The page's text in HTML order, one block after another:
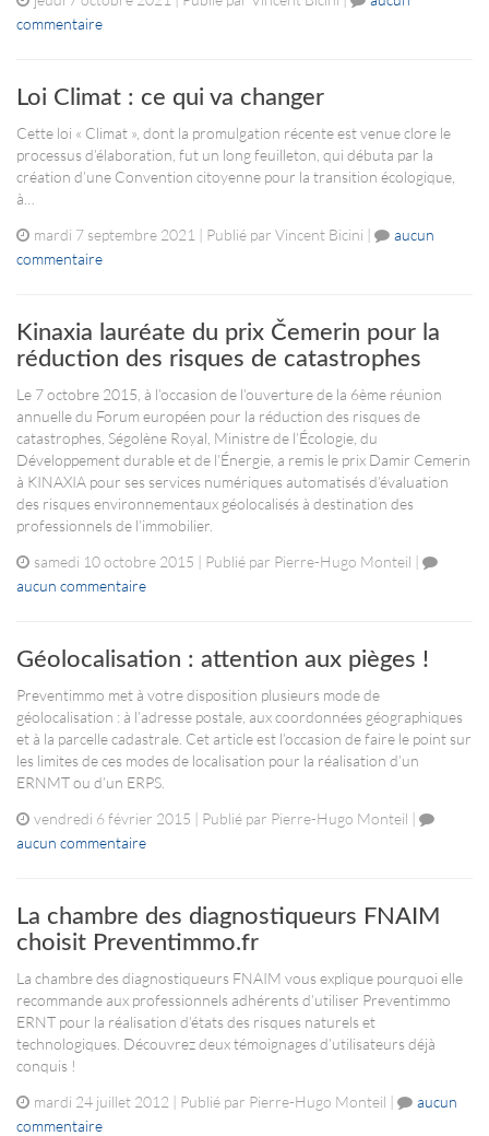
commentaire
Loi Climat : ce qui va changer
Cette loi « Climat », dont la promulgation récente est venue clore le
processus d’élaboration, fut un long feuilleton, qui débuta par la
création d’une Convention citoyenne pour la transition écologique,
à…
mardi 7 septembre 2021 | Publié par Vincent Bicini |
aucun
commentaire
Kinaxia lauréate du prix Čemerin pour la
réduction des risques de catastrophes
Le 7 octobre 2015, à l’occasion de l’ouverture de la 6ème réunion
annuelle du Forum européen pour la réduction des risques de
catastrophes, Ségolène Royal, Ministre de l’Écologie, du
Développement durable et de l’Énergie, a remis le prix Damir Cemerin
à KINAXIA pour ses services numériques automatisés d’évaluation
des risques environnementaux géolocalisés à destination des
professionnels de l’immobilier.
samedi 10 octobre 2015 | Publié par Pierre-Hugo Monteil |
aucun commentaire
Géolocalisation : attention aux pièges !
Preventimmo met à votre disposition plusieurs mode de
géolocalisation : à l’adresse postale, aux coordonnées géographiques
et à la parcelle cadastrale. Cet article est l’occasion de faire le point sur
les limites de ces modes de localisation pour la réalisation d’un
ERNMT ou d’un ERPS.
vendredi 6 février 2015 | Publié par Pierre-Hugo Monteil |
aucun commentaire
La chambre des diagnostiqueurs FNAIM
choisit Preventimmo.fr
La chambre des diagnostiqueurs FNAIM vous explique pourquoi elle
recommande aux professionnels adhérents d’utiliser Preventimmo
ERNT pour la réalisation d’états des risques naturels et
technologiques. Découvrez deux témoignages d’utilisateurs déjà
conquis !
mardi 24 juillet 2012 | Publié par Pierre-Hugo Monteil |
aucun
commentaire